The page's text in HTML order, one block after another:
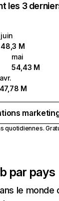
les 3
juin
48,3 M
mai
54,43 M
avr.
47,78 M
quotidiennes.
par pays
le monde